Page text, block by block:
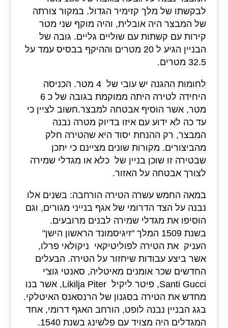
לבקשתו של מלך קזימיר הגדול. במקור צורתה
של המבצר היה אובלית, והיה מוקף שני מטר
קירות עם קשתות עם שוליים גליים. גובה של
הבניין הגיע ל 20 מטרים וההיקף בבסיס עמד על
32.5 מטרים.
לחומות ההגנה יש עובי של 4 מטר. הכניסה
היחידה לטירה היתה ממוקמת בגובה של כ 6
מטר, אשר הוסיף אבטחה למבצר.חשוב לציין כי
עד כה לא ידוע עם איזו בדיוק מטרה נבנה
המבצר, רק ההנחת יסוד היא שהטירה חלק
מהביצורים. מקורות שונים מציינם כי יתכן
שבטירה זו שוכן בניין של כלא או מגדלי שמירה
לצורך אבטחה על האזור.
במאה החמש עשרה הטירה הורחבה: בשנים אלו
נבנה על הצד הדרומי של אגף בנייני מגורים, וגם
הוסיפו את מגדלי שמירה לבנים מרובעים.
בשנת 1509 המלך "זיגיסמונד הראשון הישן"
העניק את הטירה לפוליטיקאי ניקולאי פרלו,
אשר ביצע עבודות שיחזור על הטירה. הבעלים
החדשים שכר אומנים מאיטליה, סאנטי גוצ'י
Santi Gucci, פיטר ליקיל Likilja Piter, אשר בנו
מחדש את הטירה בסגנון של הרנסאנס האיטלקי.
בגג הבניין נבנה לופט, הורחב האגף דרומי, אחד
המגדלים היה מצויד עם פלשינג בשנת 1540.